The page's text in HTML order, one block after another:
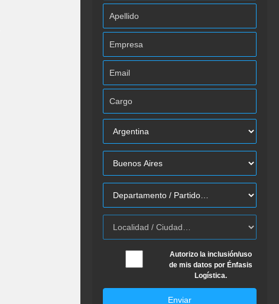
Autorizo la inclusión/uso
de mis datos por Énfasis
Logística.
Enviar